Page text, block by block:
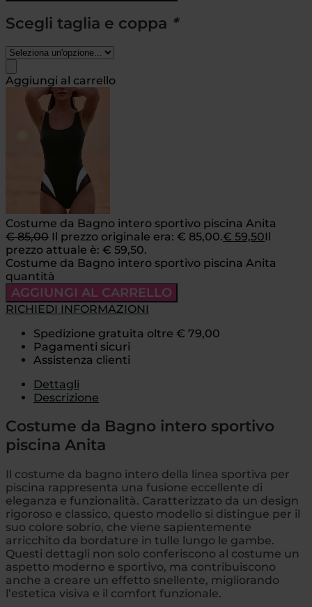
Scegli taglia e coppa *
Aggiungi al carrello
Costume da Bagno intero sportivo piscina Anita
€85,00 Il prezzo originale era: € 85,00.€ 59,50Il
prezzo attuale è: € 59,50.
Costume da Bagno intero sportivo piscina Anita
quantità
AGGIUNGI AL CARRELLO
RICHIEDI INFORMAZIONI
Spedizione gratuita oltre € 79,00
Pagamenti sicuri
Assistenza clienti
Dettagli
Descrizione
Costume da Bagno intero sportivo
piscina Anita
Il costume da bagno intero della linea sportiva per
piscina rappresenta una fusione eccellente di
eleganza e funzionalità. Caratterizzato da un design
rigoroso e classico, questo modello si distingue per il
suo colore sobrio, che viene sapientemente
arricchito da bordature in tulle lungo le gambe.
Questi dettagli non solo conferiscono al costume un
aspetto moderno e sportivo, ma contribuiscono
anche a creare un effetto snellente, migliorando
l’estetica visiva e il comfort funzionale.